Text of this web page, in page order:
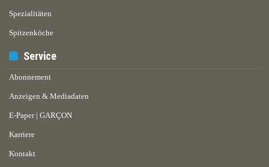
Spezialitäten
Spitzenköche
Service
Abonnement
Anzeigen & Mediadaten
E-Paper | GARÇON
Karriere
Kontakt